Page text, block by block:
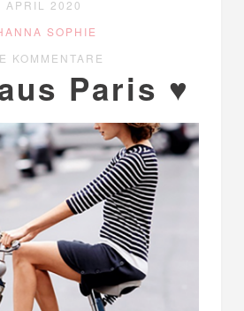
APRIL 2020
SOPHIE
KOMMENTARE
Paris ♥